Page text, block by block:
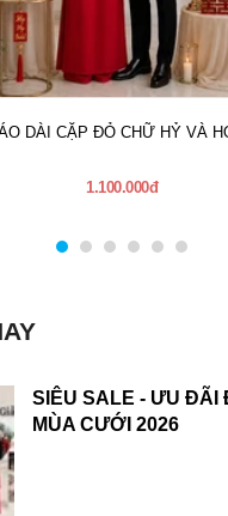
DÀI CẶP ĐỎ CHỮ HỶ VÀ
1.100.000đ
SIÊU SALE - ƯU ĐÃI
MÙA CƯỚI 2026